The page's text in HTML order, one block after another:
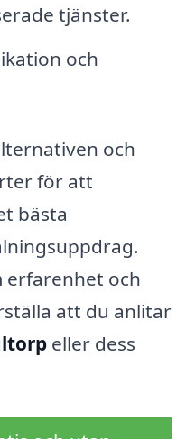
tjänster.
och
och
för att
bästa
erfarenhet och
att du anlitar
eller dess